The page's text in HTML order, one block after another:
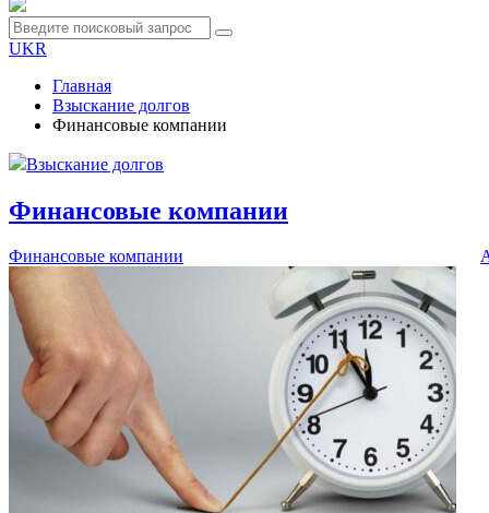
UKR
Главная
Взыскание долгов
Финансовые компании
Взыскание долгов
Финансовые компании
Финансовые компании